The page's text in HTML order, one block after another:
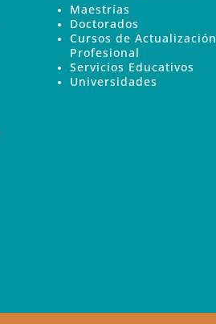
Maestrías
Doctorados
Cursos de Actualización
Profesional
Servicios Educativos
Universidades